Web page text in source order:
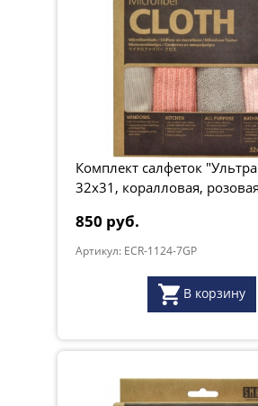
Комплект салфеток
32х31, коралловая,
850 руб.
Артикул: ECR-1124-7GP
В корзину